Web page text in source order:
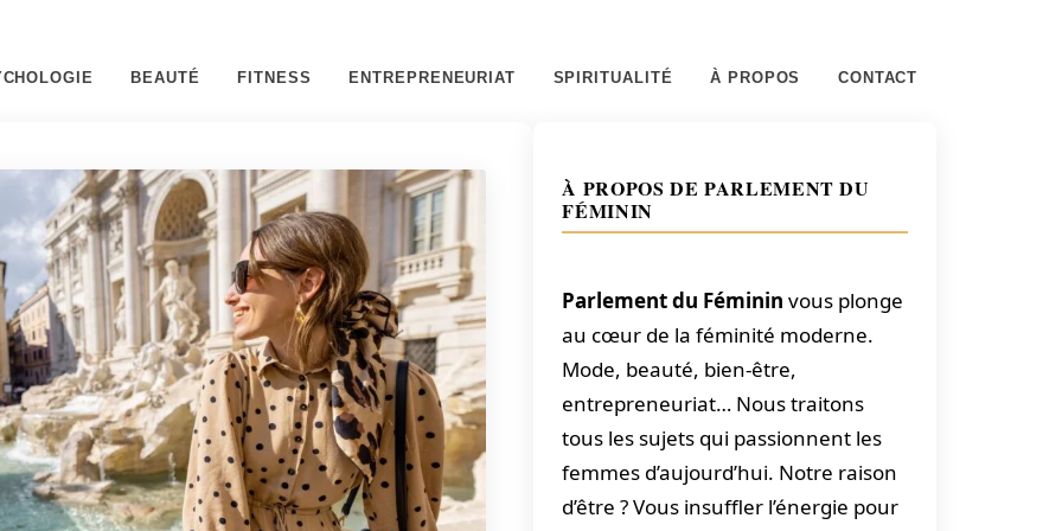
BEAUTÉ FITNESS ENTREPRENEURIAT SPIRITUALITÉ À PROPOS CONTACT
À PROPOS DE PARLEMENT DU
FÉMININ
Parlement du Féminin vous plonge
au cœur de la féminité moderne.
Mode, beauté, bien-être,
entrepreneuriat… Nous traitons
tous les sujets qui passionnent les
femmes d’aujourd’hui. Notre raison
d’être ? Vous insuffler l’énergie pour